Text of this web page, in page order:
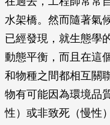
水架橋。然而隨著氣
已經發現，就生態學
動態平衡，而且在這
和物種之間都相互關
物有可能因為環境品
性）或非致死（慢性